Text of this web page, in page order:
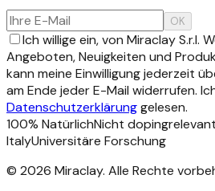
OK
Ich willige ein, von Miraclay S.r.l.
Angeboten, Neuigkeiten und
kann meine Einwilligung jederzeit
am Ende jeder E-Mail widerrufen.
Datenschutzerklärunggelesen.
100% NatürlichNicht dopingrelevant
ItalyUniversitäre Forschung
© 2026 Miraclay. Alle Rechte